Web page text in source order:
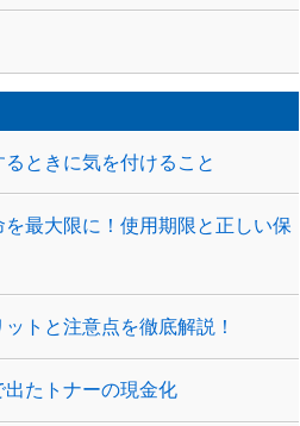
ときに気を付けること
最大限に！使用期限と正しい保
トと注意点を徹底解説！
たトナーの現金化